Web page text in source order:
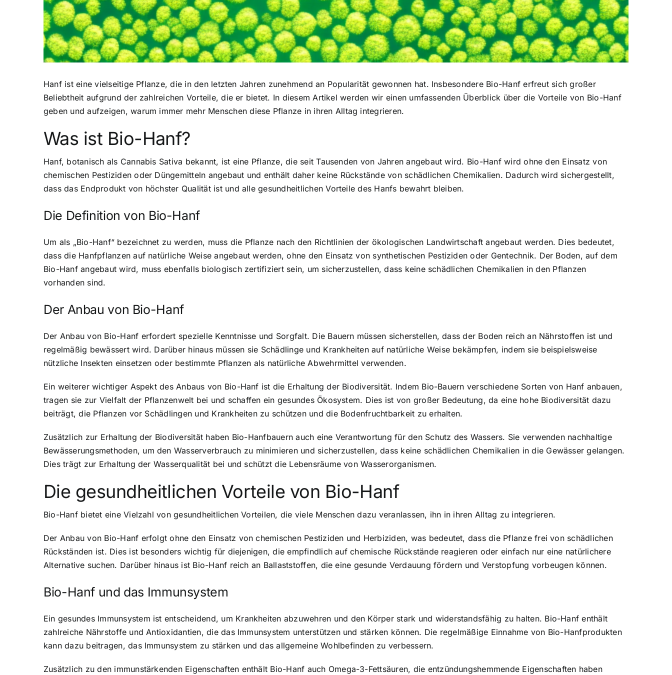
Hanf ist eine vielseitige Pflanze, die in den letzten Jahren zunehmend an Popularität gewonnen hat. Insbesondere Bio-Hanf erfreut sich großer
Beliebtheit aufgrund der zahlreichen Vorteile, die er bietet. In diesem Artikel werden wir einen umfassenden Überblick über die Vorteile von Bio-Hanf
geben und aufzeigen, warum immer mehr Menschen diese Pflanze in ihren Alltag integrieren.
Was ist Bio-Hanf?
Hanf, botanisch als Cannabis Sativa bekannt, ist eine Pflanze, die seit Tausenden von Jahren angebaut wird. Bio-Hanf wird ohne den Einsatz von
chemischen Pestiziden oder Düngemitteln angebaut und enthält daher keine Rückstände von schädlichen Chemikalien. Dadurch wird sichergestellt,
dass das Endprodukt von höchster Qualität ist und alle gesundheitlichen Vorteile des Hanfs bewahrt bleiben.
Die Definition von Bio-Hanf
Um als „Bio-Hanf“ bezeichnet zu werden, muss die Pflanze nach den Richtlinien der ökologischen Landwirtschaft angebaut werden. Dies bedeutet,
dass die Hanfpflanzen auf natürliche Weise angebaut werden, ohne den Einsatz von synthetischen Pestiziden oder Gentechnik. Der Boden, auf dem
Bio-Hanf angebaut wird, muss ebenfalls biologisch zertifiziert sein, um sicherzustellen, dass keine schädlichen Chemikalien in den Pflanzen
vorhanden sind.
Der Anbau von Bio-Hanf
Der Anbau von Bio-Hanf erfordert spezielle Kenntnisse und Sorgfalt. Die Bauern müssen sicherstellen, dass der Boden reich an Nährstoffen ist und
regelmäßig bewässert wird. Darüber hinaus müssen sie Schädlinge und Krankheiten auf natürliche Weise bekämpfen, indem sie beispielsweise
nützliche Insekten einsetzen oder bestimmte Pflanzen als natürliche Abwehrmittel verwenden.
Ein weiterer wichtiger Aspekt des Anbaus von Bio-Hanf ist die Erhaltung der Biodiversität. Indem Bio-Bauern verschiedene Sorten von Hanf anbauen,
tragen sie zur Vielfalt der Pflanzenwelt bei und schaffen ein gesundes Ökosystem. Dies ist von großer Bedeutung, da eine hohe Biodiversität dazu
beiträgt, die Pflanzen vor Schädlingen und Krankheiten zu schützen und die Bodenfruchtbarkeit zu erhalten.
Zusätzlich zur Erhaltung der Biodiversität haben Bio-Hanfbauern auch eine Verantwortung für den Schutz des Wassers. Sie verwenden nachhaltige
Bewässerungsmethoden, um den Wasserverbrauch zu minimieren und sicherzustellen, dass keine schädlichen Chemikalien in die Gewässer gelangen.
Dies trägt zur Erhaltung der Wasserqualität bei und schützt die Lebensräume von Wasserorganismen.
Die gesundheitlichen Vorteile von Bio-Hanf
Bio-Hanf bietet eine Vielzahl von gesundheitlichen Vorteilen, die viele Menschen dazu veranlassen, ihn in ihren Alltag zu integrieren.
Der Anbau von Bio-Hanf erfolgt ohne den Einsatz von chemischen Pestiziden und Herbiziden, was bedeutet, dass die Pflanze frei von schädlichen
Rückständen ist. Dies ist besonders wichtig für diejenigen, die empfindlich auf chemische Rückstände reagieren oder einfach nur eine natürlichere
Alternative suchen. Darüber hinaus ist Bio-Hanf reich an Ballaststoffen, die eine gesunde Verdauung fördern und Verstopfung vorbeugen können.
Bio-Hanf und das Immunsystem
Ein gesundes Immunsystem ist entscheidend, um Krankheiten abzuwehren und den Körper stark und widerstandsfähig zu halten. Bio-Hanf enthält
zahlreiche Nährstoffe und Antioxidantien, die das Immunsystem unterstützen und stärken können. Die regelmäßige Einnahme von Bio-Hanfprodukten
kann dazu beitragen, das Immunsystem zu stärken und das allgemeine Wohlbefinden zu verbessern.
Zusätzlich zu den immunstärkenden Eigenschaften enthält Bio-Hanf auch Omega-3-Fettsäuren, die entzündungshemmende Eigenschaften haben